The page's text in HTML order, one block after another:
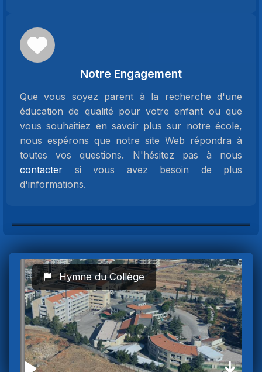
Notre Engagement
Que vous soyez parent à la recherche d'une
éducation de qualité pour votre enfant ou que
vous souhaitiez en savoir plus sur notre école,
nous espérons que notre site Web répondra à
toutes vos questions. N'hésitez pas à nous
contacter si vous avez besoin de plus
d'informations.
Hymne du Collège